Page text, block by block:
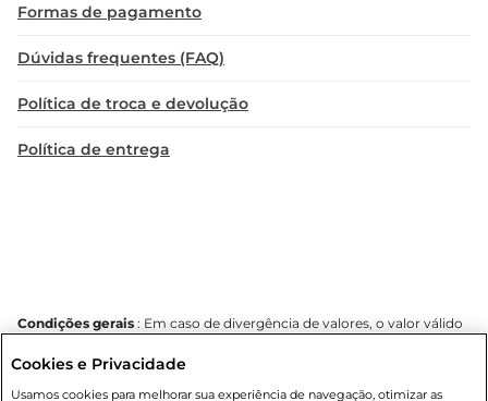
Formas de pagamento
Dúvidas frequentes (FAQ)
Política de troca e devolução
Política de entrega
Condições gerais : Em caso de divergência de valores, o valor válido
confirmação de estoque. Compras podem ser canceladas em caso
Cookies e Privacidade
Usamos cookies para melhorar sua experiência de navegação, otimizar as